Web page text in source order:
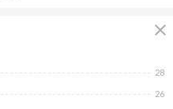
close
26
28